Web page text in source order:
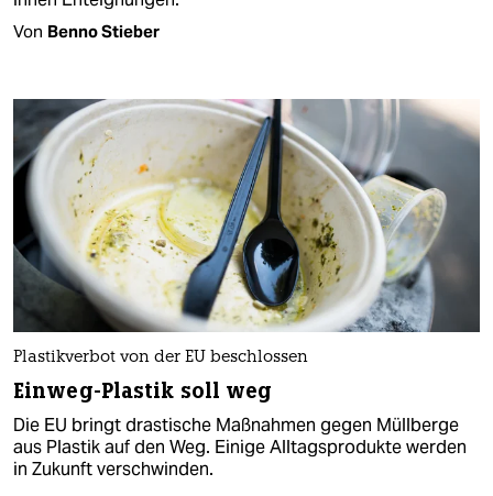
Von Benno Stieber
Plastikverbot von der EU beschlossen
Einweg-Plastik soll weg
Die EU bringt drastische Maßnahmen gegen Müllberge
aus Plastik auf den Weg. Einige Alltagsprodukte werden
in Zukunft verschwinden.